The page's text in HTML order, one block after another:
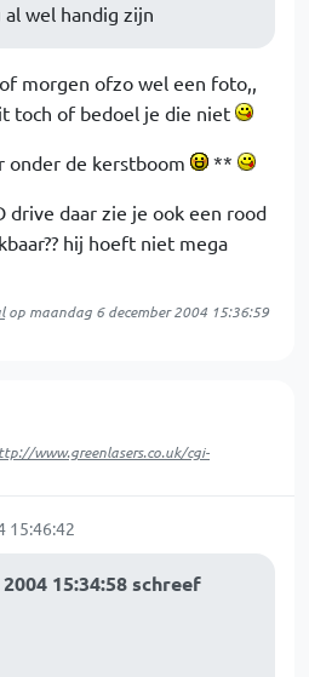
wel handig zijn
morgen ofzo wel een foto,,
toch of bedoel je die niet
onder de kerstboom **
drive daar zie je ook een rood
hij hoeft niet mega
op maandag 6 december 2004 15:36:59
www.greenlasers.co.uk/cgi-
15:46:42
15:34:58 schreef